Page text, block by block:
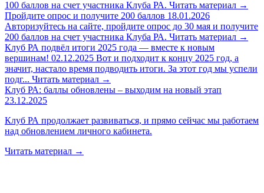
100 баллов на счет участника Клуба РА. Читать материал →
Пройдите опрос и получите 200 баллов 18.01.2026
Авторизуйтесь на сайте, пройдите опрос до 30 мая и получите
200 баллов на счет участника Клуба РА. Читать материал →
Клуб РА подвёл итоги 2025 года — вместе к новым
вершинам! 02.12.2025 Вот и подходит к концу 2025 год, а
значит, настало время подводить итоги. За этот год мы успели
подг... Читать материал →
Клуб РА: баллы обновлены – выходим на новый этап
23.12.2025
Клуб РА продолжает развиваться, и прямо сейчас мы работаем
над обновлением личного кабинета.
Читать материал →